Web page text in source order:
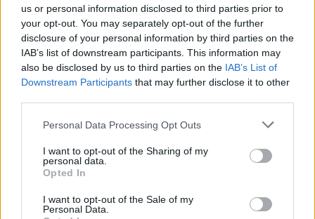
us or personal information disclosed to third parties prior to
your opt-out. You may separately opt-out of the further
disclosure of your personal information by third parties on the
IAB’s list of downstream participants. This information may
also be disclosed by us to third parties on the IAB’s List of
Downstream Participants that may further disclose it to other
Please note that this website/app uses one or more Google
not limited to your visit or usage behaviour. You may click to
grant or deny consent to Google and its third-party tags to
use your data for below specified purposes in below Google
consent section.
Personal Data Processing Opt Outs
I want to opt-out of the Sharing of my
personal data.
Opted In
I want to opt-out of the Sale of my
Personal Data.
Picture
Megosztás: